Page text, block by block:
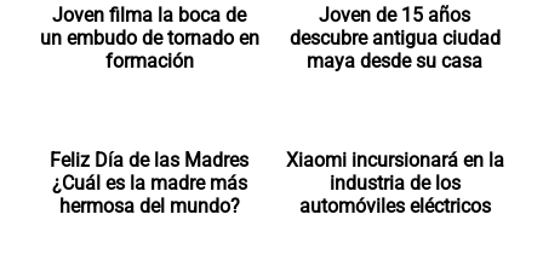
Joven filma la boca de
un embudo de tornado en
formación
Joven de 15 años
descubre antigua ciudad
maya desde su casa
Feliz Día de las Madres
¿Cuál es la madre más
hermosa del mundo?
Xiaomi incursionará en la
industria de los
automóviles eléctricos